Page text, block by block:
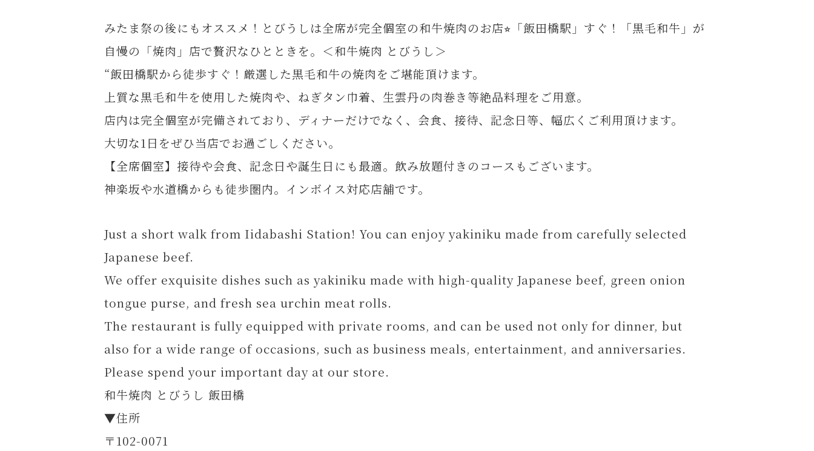
みたま祭の後にもオススメ！とびうしは全席が完全個室の和牛焼肉のお店⭐︎「飯田橋駅」すぐ！「黒毛和牛」が
自慢の「焼肉」店で贅沢なひとときを。＜和牛焼肉 とびうし＞
“飯田橋駅から徒歩すぐ！厳選した黒毛和牛の焼肉をご堪能頂けます。
上質な黒毛和牛を使用した焼肉や、ねぎタン巾着、生雲丹の肉巻き等絶品料理をご用意。
店内は完全個室が完備されており、ディナーだけでなく、会食、接待、記念日等、幅広くご利用頂けます。
大切な1日をぜひ当店でお過ごしください。
【全席個室】接待や会食、記念日や誕生日にも最適。飲み放題付きのコースもございます。
神楽坂や水道橋からも徒歩圏内。インボイス対応店舗です。
Just a short walk from Iidabashi Station! You can enjoy yakiniku made from carefully selected
Japanese beef.
We offer exquisite dishes such as yakiniku made with high-quality Japanese beef, green onion
tongue purse, and fresh sea urchin meat rolls.
The restaurant is fully equipped with private rooms, and can be used not only for dinner, but
also for a wide range of occasions, such as business meals, entertainment, and anniversaries.
Please spend your important day at our store.
和牛焼肉 とびうし 飯田橋
▼住所
〒102-0071